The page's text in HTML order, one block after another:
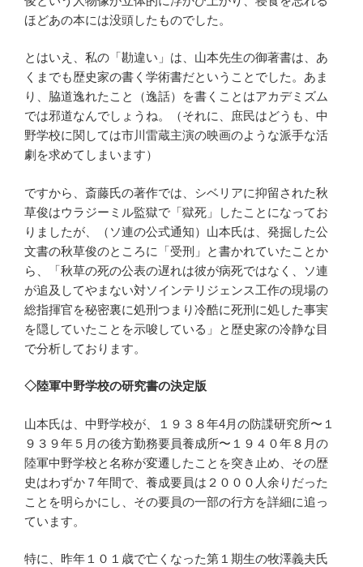
ほどあの本には没頭したものでした。
とはいえ、私の「勘違い」は、山本先生の御著書は、あ
くまでも歴史家の書く学術書だということでした。あま
り、脇道逸れたこと（逸話）を書くことはアカデミズム
では邪道なんでしょうね。（それに、庶民はどうも、中
野学校に関しては市川雷蔵主演の映画のような派手な活
劇を求めてしまいます）
ですから、斎藤氏の著作では、シベリアに抑留された秋
草俊はウラジーミル監獄で「獄死」したことになってお
りましたが、（ソ連の公式通知）山本氏は、発掘した公
文書の秋草俊のところに「受刑」と書かれていたことか
ら、「秋草の死の公表の遅れは彼が病死ではなく、ソ連
が追及してやまない対ソインテリジェンス工作の現場の
総指揮官を秘密裏に処刑つまり冷酷に死刑に処した事実
を隠していたことを示唆している」と歴史家の冷静な目
で分析しております。
◇陸軍中野学校の研究書の決定版
山本氏は、中野学校が、１９３８年4月の防諜研究所〜１
９３９年５月の後方勤務要員養成所〜１９４０年８月の
陸軍中野学校と名称が変遷したことを突き止め、その歴
史はわずか７年間で、養成要員は２０００人余りだった
ことを明らかにし、その要員の一部の行方を詳細に追っ
ています。
特に、昨年１０１歳で亡くなった第１期生の牧澤義夫氏